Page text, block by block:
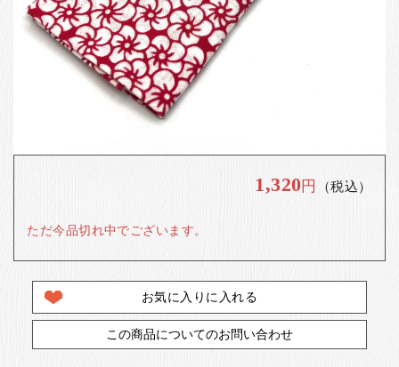
お問い合わせ
お知らせ
1,320円 （税込）
ただ今品切れ中でございます。
お気に入りに入れる
この商品についてのお問い合わせ